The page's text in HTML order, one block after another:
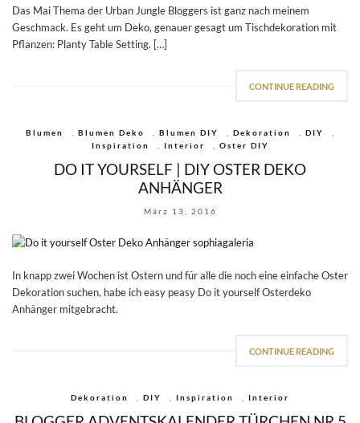
Das Mai Thema der Urban Jungle Bloggers ist ganz nach meinem
Geschmack. Es geht um Deko, genauer gesagt um Tischdekoration mit
Pflanzen: Planty Table Setting. […]
CONTINUE READING
Blumen Blumen Deko Blumen DIY Dekoration DIY
Inspiration
Interior Oster DIY
DO IT YOURSELF | DIY OSTER DEKO
ANHÄNGER
März 13, 2016
In knapp zwei Wochen ist Ostern und für alle die noch eine einfache Oster
Dekoration suchen, habe ich easy peasy Do it yourself Osterdeko
Anhänger mitgebracht.
CONTINUE READING
Dekoration DIY Inspiration Interior